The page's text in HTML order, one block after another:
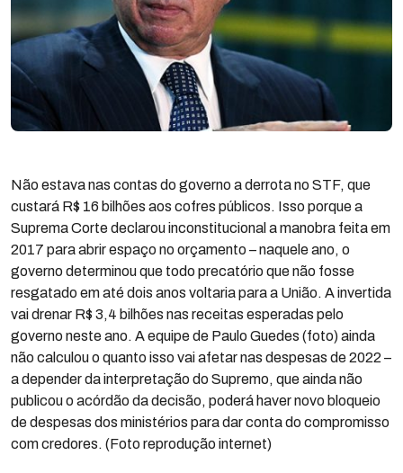
Não estava nas contas do governo a derrota no STF, que
custará R$ 16 bilhões aos cofres públicos. Isso porque a
Suprema Corte declarou inconstitucional a manobra feita em
2017 para abrir espaço no orçamento – naquele ano, o
governo determinou que todo precatório que não fosse
resgatado em até dois anos voltaria para a União. A invertida
vai drenar R$ 3,4 bilhões nas receitas esperadas pelo
governo neste ano. A equipe de Paulo Guedes (foto) ainda
não calculou o quanto isso vai afetar nas despesas de 2022 –
a depender da interpretação do Supremo, que ainda não
publicou o acórdão da decisão, poderá haver novo bloqueio
de despesas dos ministérios para dar conta do compromisso
com credores. (Foto reprodução internet)